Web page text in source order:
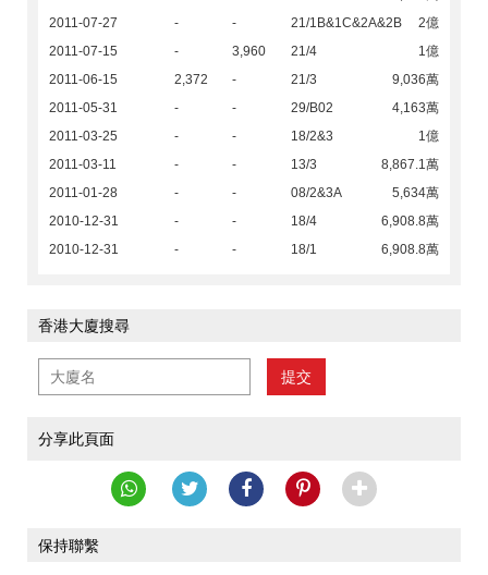
2011-07-27
- - 21/1B&1C&2A&2B
2億
2011-07-15
- 3,960 21/4
1億
2011-06-15
2,372 - 21/3
9,036萬
2011-05-31
- - 29/B02
4,163萬
2011-03-25
- - 18/2&3
1億
2011-03-11
- - 13/3
8,867.1萬
2011-01-28
- - 08/2&3A
5,634萬
2010-12-31
- - 18/4
6,908.8萬
2010-12-31
- - 18/1 6,908.8萬
香港大廈搜尋
提交
分享此頁面
保持聯繫